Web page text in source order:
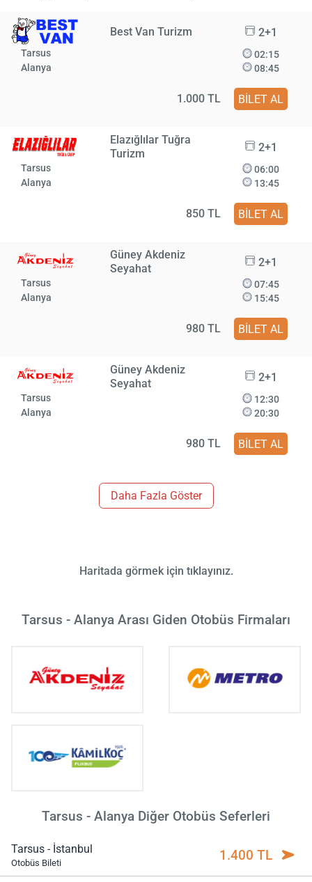
Best Van Turizm 2+1
Tarsus
Alanya
02:15
08:45
1.000 TL BİLET AL
Elazığlılar Tuğra
Turizm
2+1
Tarsus
Alanya
06:00
13:45
850 TL BİLET AL
Güney Akdeniz
Seyahat
2+1
Tarsus
Alanya
07:45
15:45
980 TL BİLET AL
Güney Akdeniz
Seyahat
2+1
Tarsus
Alanya
12:30
20:30
980 TL BİLET AL
Daha Fazla Göster
Haritada görmek için tıklayınız.
Tarsus - Alanya Arası Giden Otobüs Firmaları
Tarsus - Alanya Diğer Otobüs Seferleri
Tarsus - İstanbul
Otobüs Bileti 1.400 TL